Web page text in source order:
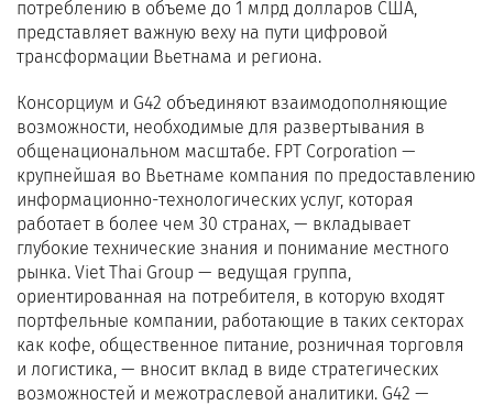
потреблению в объеме до 1 млрд долларов США,
представляет важную веху на пути цифровой
трансформации Вьетнама и региона.
Консорциум и G42 объединяют взаимодополняющие
возможности, необходимые для развертывания в
общенациональном масштабе. FPT Corporation —
крупнейшая во Вьетнаме компания по предоставлению
информационно-технологических услуг, которая
работает в более чем 30 странах, — вкладывает
глубокие технические знания и понимание местного
рынка. Viet Thai Group — ведущая группа,
ориентированная на потребителя, в которую входят
портфельные компании, работающие в таких секторах
как кофе, общественное питание, розничная торговля
и логистика, — вносит вклад в виде стратегических
возможностей и межотраслевой аналитики. G42 —